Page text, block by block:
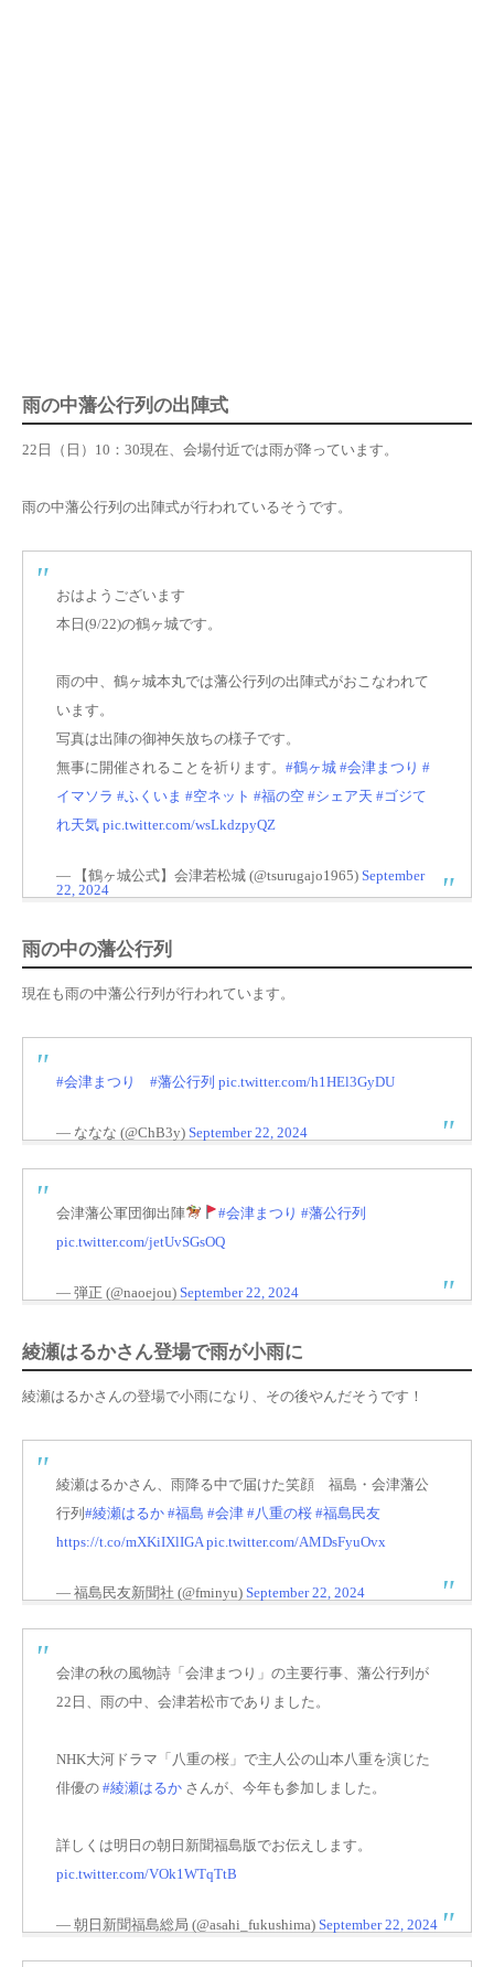
雨の中藩公行列の出陣式
22日（日）10：30現在、会場付近では雨が降っています。
雨の中藩公行列の出陣式が行われているそうです。
おはようございます
本日(9/22)の鶴ヶ城です。
雨の中、鶴ヶ城本丸では藩公行列の出陣式がおこなわれて
います。
写真は出陣の御神矢放ちの様子です。
無事に開催されることを祈ります。 #鶴ヶ城 #会津まつり #
イマソラ #ふくいま #空ネット #福の空 #シェア天 #ゴジて
れ天気 pic.twitter.com/wsLkdzpyQZ
— 【鶴ヶ城公式】会津若松城 (@tsurugajo1965) September
22, 2024
雨の中の藩公行列
現在も雨の中藩公行列が行われています。
#会津まつり #藩公行列 pic.twitter.com/h1HEl3GyDU
— ななな (@ChB3y) September 22, 2024
会津藩公軍団御出陣 #会津まつり #藩公行列
pic.twitter.com/jetUvSGsOQ
— 弾正 (@naoejou) September 22, 2024
綾瀬はるかさん登場で雨が小雨に
綾瀬はるかさんの登場で小雨になり、その後やんだそうです！
綾瀬はるかさん、雨降る中で届けた笑顔 福島・会津藩公
行列#綾瀬はるか #福島 #会津 #八重の桜 #福島民友
https://t.co/mXKiIXlIGA pic.twitter.com/AMDsFyuOvx
— 福島民友新聞社 (@fminyu) September 22, 2024
会津の秋の風物詩「会津まつり」の主要行事、藩公行列が
22日、雨の中、会津若松市でありました。
NHK大河ドラマ「八重の桜」で主人公の山本八重を演じた
俳優の #綾瀬はるか さんが、今年も参加しました。
詳しくは明日の朝日新聞福島版でお伝えします。
pic.twitter.com/VOk1WTqTtB
— 朝日新聞福島総局 (@asahi_fukushima) September 22, 2024